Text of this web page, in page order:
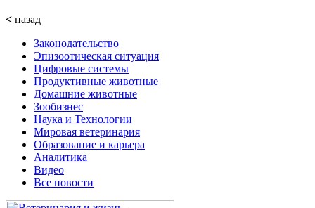
< назад
Законодательство
Эпизоотическая ситуация
Цифровые системы
Продуктивные животные
Домашние животные
Зообизнес
Наука и Технологии
Мировая ветеринария
Образование и карьера
Аналитика
Видео
Все новости